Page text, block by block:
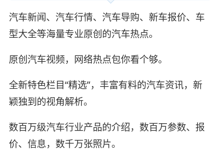
汽车新闻、汽车行情、汽车导购、新车报价、车
型大全等海量专业原创的汽车热点。
原创汽车视频，网络热点包你看个够。
全新特色栏目“精选”，丰富有料的汽车资讯，新
颖独到的视角解析。
数百万级汽车行业产品的介绍，数百万参数、报
价、信息，数千万张照片。